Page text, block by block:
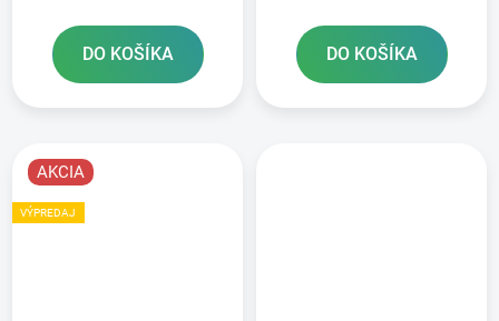
DO KOŠÍKA DO KOŠÍKA
AKCIA
VÝPREDAJ